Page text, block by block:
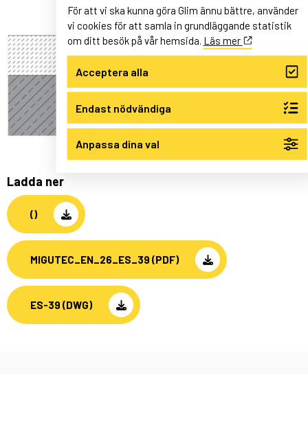
Ladda ner
()
MIGUTEC_EN_26_ES_39 (PDF)
ES-39 (DWG)
För att vi ska kunna göra Glim ännu bättre, använder
vi cookies för att samla in grundläggande statistik
om ditt besök på vår hemsida. Läs mer
Acceptera alla
Endast nödvändiga
Anpassa dina val